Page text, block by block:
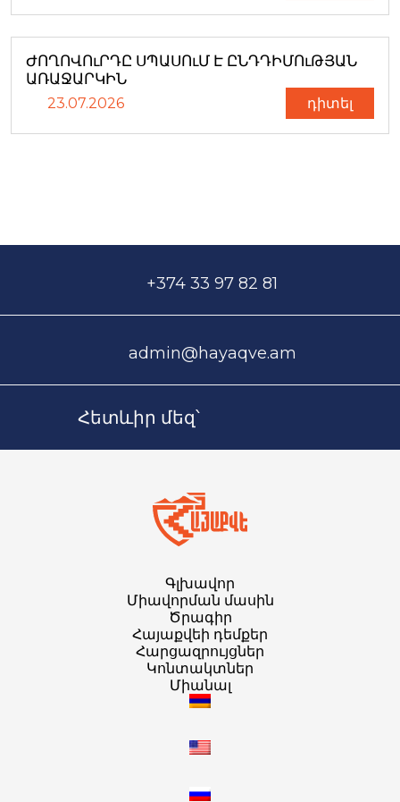
ԺՈՂՈՎՈւՐԴԸ ՍՊԱՍՈւՄ Է ԸՆԴԴԻՄՈւԹՅԱՆ
ԱՌԱՋԱՐԿԻՆ
23.07.2026 դիտել
+374 33 97 82 81
admin@hayaqve.am
Հետևիր մեզ՝
Գլխավոր
Միավորման մասին
Ծրագիր
Հայաքվեի դեմքեր
Հարցազրույցներ
Կոնտակտներ
Միանալ